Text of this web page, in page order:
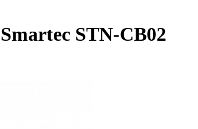
STN-CB02